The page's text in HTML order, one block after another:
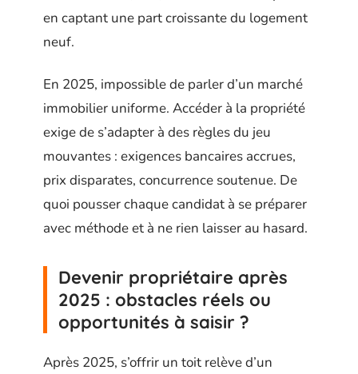
en captant une part croissante du logement
neuf.
En 2025, impossible de parler d’un marché
immobilier uniforme. Accéder à la propriété
exige de s’adapter à des règles du jeu
mouvantes : exigences bancaires accrues,
prix disparates, concurrence soutenue. De
quoi pousser chaque candidat à se préparer
avec méthode et à ne rien laisser au hasard.
Devenir propriétaire après
2025 : obstacles réels ou
opportunités à saisir ?
Après 2025, s’offrir un toit relève d’un